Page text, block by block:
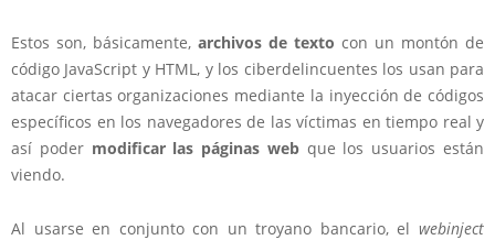
Estos son, básicamente, archivos de texto con un montón de
código JavaScript y HTML, y los ciberdelincuentes los usan para
atacar ciertas organizaciones mediante la inyección de códigos
específicos en los navegadores de las víctimas en tiempo real y
así poder modificar las páginas webque los usuarios están
viendo.
Al usarse en conjunto con un troyano bancario, el webinject